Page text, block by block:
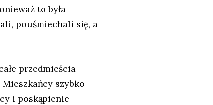
to była
pouśmiechali się, a
przedmieścia
szybko
i poskąpienie